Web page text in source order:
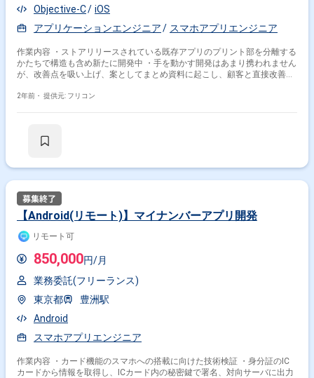
Objective-C
iOS
アプリケーションエンジニア
スマホアプリエンジニア
作業内容 ・ストアリリースされている既存アプリのプリント部を分離する
かたちで構造も含め新たに開発中 ・手を動かす開発はあまり携われません
が、改善点を吸い上げ、案としてまとめ資料に起こし、顧客と直接改善提
2年前・ 提供元: フリコン
【Android(リモート)】マイナンバーアプリ開発
リモート可
850,000円/月
業務委託(フリーランス)
東京都
豊洲駅
Android
スマホアプリエンジニア
作業内容 ・カード機能のスマホへの搭載に向けた技術検証 ・身分証のIC
カードから情報を取得し、ICカード内の秘密鍵で署名、対向サーバに出力